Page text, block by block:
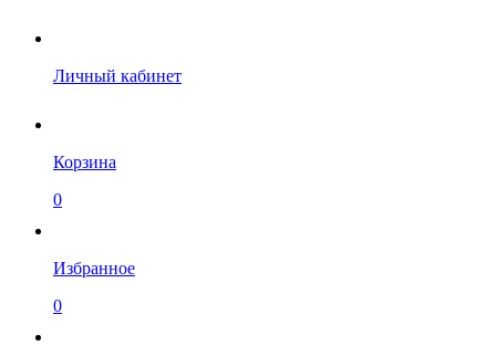
Личный кабинет
Корзина
0
Избранное
0